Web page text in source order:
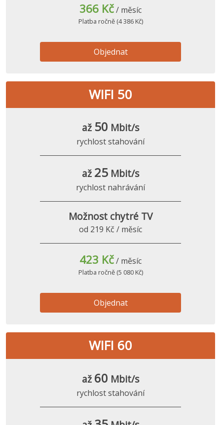
366 Kč/ měsíc
Platba ročně (4 386 Kč)
Objednat
WIFI 50
až 50 Mbit/s
rychlost stahování
až 25 Mbit/s
rychlost nahrávání
Možnost chytré TV
od 219 Kč / měsíc
423 Kč/ měsíc
Platba ročně (5 080 Kč)
Objednat
WIFI 60
až 60 Mbit/s
rychlost stahování